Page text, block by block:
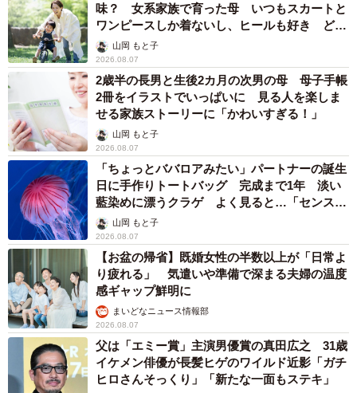
味？ 女系家族で育った母 いつもスカートと
ワンピースしか着ないし、ヒールも好き どの
へんが…
山岡 もと子
2026.08.07
2歳半の長男と生後2カ月の次男の母 母子手帳
2冊をイラストでいっぱいに 見る人を楽しま
せる家族ストーリーに「かわいすぎる！」
山岡 もと子
2026.08.07
「ちょっとババロアみたい」パートナーの誕生
日に手作りトートバッグ 完成まで1年 淡い
藍染めに漂うクラゲ よく見ると…「センスす
ごい」山岡 もと子
2026.08.07
【お盆の帰省】既婚女性の半数以上が「日常よ
り疲れる」 気遣いや準備で深まる夫婦の温度
感ギャップ鮮明に
まいどなニュース情報部
2026.08.07
父は「エミー賞」主演男優賞の真田広之 31歳
イケメン俳優が長髪ヒゲのワイルド近影「ガチ
ヒロさんそっくり」「新たな一面もステキ」